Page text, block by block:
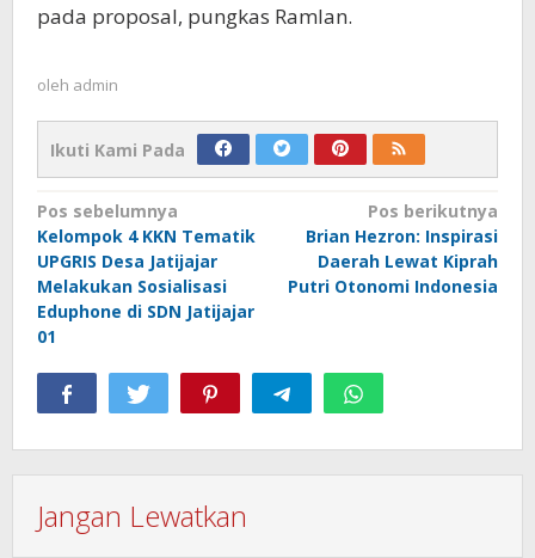
pada proposal, pungkas Ramlan.
oleh admin
Ikuti Kami Pada
Navigasi
pos
Pos sebelumnya
Kelompok 4 KKN Tematik
UPGRIS Desa Jatijajar
Melakukan Sosialisasi
Eduphone di SDN Jatijajar
01
Pos berikutnya
Brian Hezron: Inspirasi
Daerah Lewat Kiprah
Putri Otonomi Indonesia
Jangan Lewatkan